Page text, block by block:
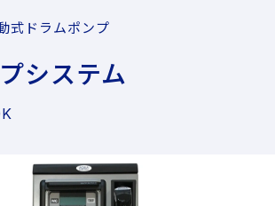
式ドラムポンプ
システム